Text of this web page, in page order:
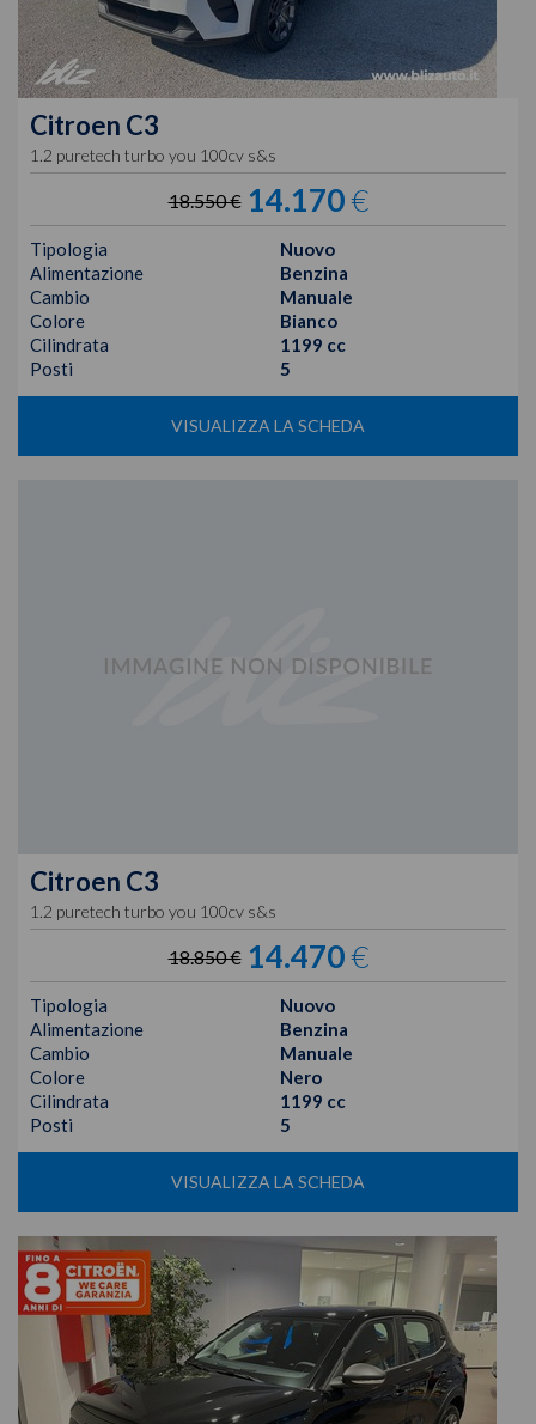
Citroen C3
1.2 puretech turbo you 100cv s&s
18.550 € 14.170€
Tipologia
Nuovo
Alimentazione
Benzina
Cambio
Manuale
Colore
Bianco
Cilindrata
1199 cc
Posti
5
VISUALIZZA LA SCHEDA
Citroen C3
1.2 puretech turbo you 100cv s&s
18.850 € 14.470€
Tipologia
Nuovo
Alimentazione
Benzina
Cambio
Manuale
Colore
Nero
Cilindrata
1199 cc
Posti
5
VISUALIZZA LA SCHEDA